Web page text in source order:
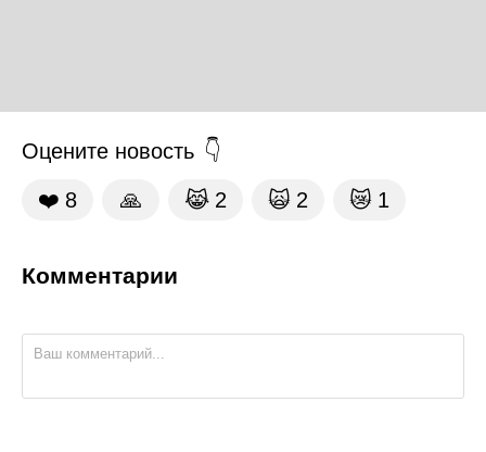
Оцените новость
❤️ 8 🙏 😹 2 🙀 2 😿 1
Комментарии